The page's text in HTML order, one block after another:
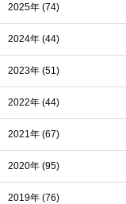
2025年 (74)
2024年 (44)
2023年 (51)
2022年 (44)
2021年 (67)
2020年 (95)
2019年 (76)